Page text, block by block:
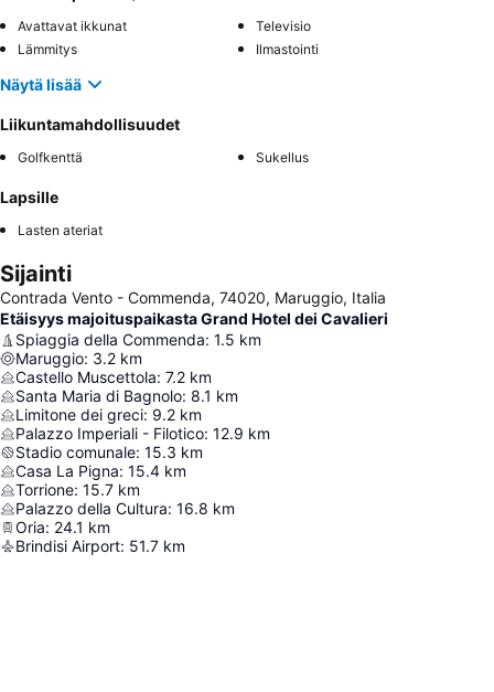
Avattavat ikkunat
Televisio
Lämmitys
Ilmastointi
Näytä lisää
Liikuntamahdollisuudet
Golfkenttä Sukellus
Lapsille
Lasten ateriat
Sijainti
Contrada Vento - Commenda, 74020, Maruggio, Italia
Etäisyys majoituspaikasta Grand Hotel dei Cavalieri
Spiaggia della Commenda: 1.5 km
Maruggio: 3.2 km
Castello Muscettola: 7.2 km
Santa Maria di Bagnolo: 8.1 km
Limitone dei greci: 9.2 km
Palazzo Imperiali - Filotico: 12.9 km
Stadio comunale: 15.3 km
Casa La Pigna: 15.4 km
Torrione: 15.7 km
Palazzo della Cultura: 16.8 km
Oria: 24.1 km
Brindisi Airport: 51.7 km